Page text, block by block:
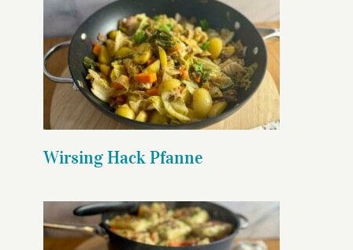
Wirsing Hack Pfanne
Wirsing Hack Pfanne